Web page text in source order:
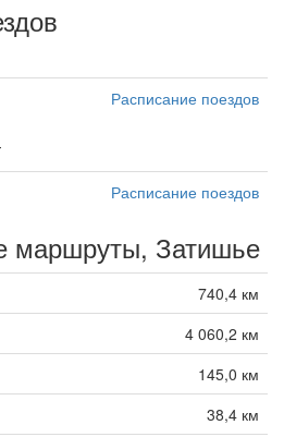
Расписание поездов
Расписание поездов
маршруты, Затишье
740,4 км
4 060,2 км
145,0 км
38,4 км